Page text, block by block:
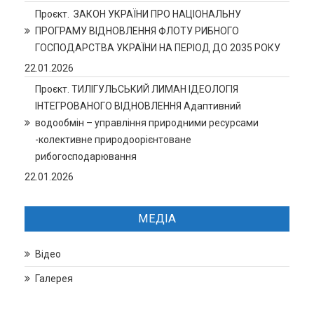
Проєкт. ЗАКОН УКРАЇНИ ПРО НАЦІОНАЛЬНУ
ПРОГРАМУ ВІДНОВЛЕННЯ ФЛОТУ РИБНОГО
ГОСПОДАРСТВА УКРАЇНИ НА ПЕРІОД ДО 2035 РОКУ
22.01.2026
Проєкт. ТИЛІГУЛЬСЬКИЙ ЛИМАН ІДЕОЛОГІЯ
ІНТЕГРОВАНОГО ВІДНОВЛЕННЯ Адаптивний
водообмін – управління природними ресурсами
-колективне природоорієнтоване
рибогосподарювання
22.01.2026
МЕДІА
Відео
Галерея